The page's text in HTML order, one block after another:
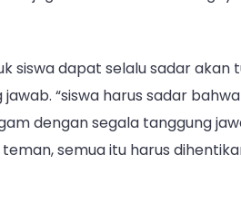
siswa dapat selalu sadar akan
“siswa harus sadar
dengan segala tanggung
semua itu harus